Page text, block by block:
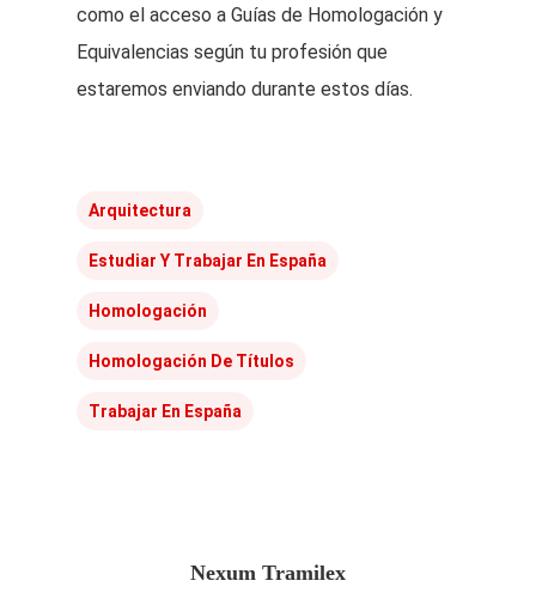
como el acceso a Guías de Homologación y
Equivalencias según tu profesión que
estaremos enviando durante estos días.
Arquitectura
Estudiar Y Trabajar En España
Homologación
Homologación De Títulos
Trabajar En España
Nexum Tramilex